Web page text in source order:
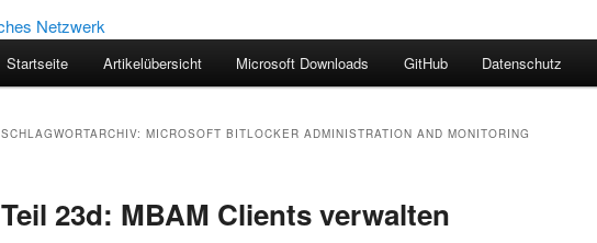
Startseite Artikelübersicht Microsoft Downloads GitHub Datenschutz
SCHLAGWORTARCHIV: MICROSOFT BITLOCKER ADMINISTRATION AND MONITORING
Teil 23d: MBAM Clients verwalten